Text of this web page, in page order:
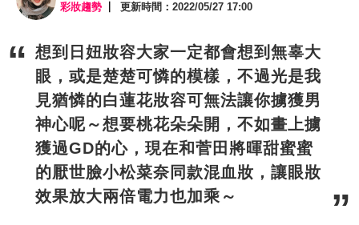
彩妝趨勢
更新時間：2022/05/27 17:00
想到日妞妝容大家一定都會想到無辜大
眼，或是楚楚可憐的模樣，不過光是我
見猶憐的白蓮花妝容可無法讓你擄獲男
神心呢～想要桃花朵朵開，不如畫上擄
獲過GD的心，現在和菅田將暉甜蜜蜜
的厭世臉小松菜奈同款混血妝 ，讓眼妝
效果放大兩倍電力也加乘～